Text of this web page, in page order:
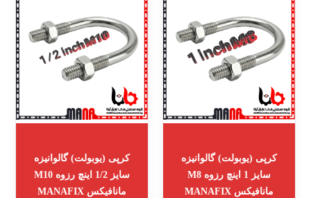
کرپی (یوبولت) گالوانیزه
سایز 1 اینچ رزوه M8
مانافیکس MANAFIX
کرپی (یوبولت) گالوانیزه
سایز 1/2 اینچ رزوه M10
مانافیکس MANAFIX